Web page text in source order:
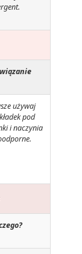
używaj
pod
i naczynia